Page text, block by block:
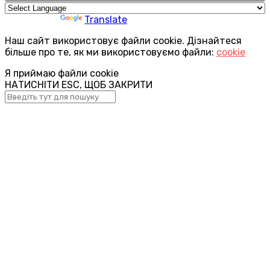
Translate
Наш сайт використовує файли cookie. Дізнайтеся
більше про те, як ми використовуємо файли: cookie
Я приймаю файли cookie
НАТИСНІТИ ESC, ЩОБ ЗАКРИТИ